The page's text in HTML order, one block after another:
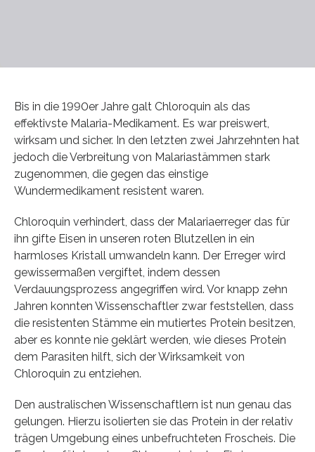
Bis in die 1990er Jahre galt Chloroquin als das
effektivste Malaria-Medikament. Es war preiswert,
wirksam und sicher. In den letzten zwei Jahrzehnten hat
jedoch die Verbreitung von Malariastämmen stark
zugenommen, die gegen das einstige
Wundermedikament resistent waren.
Chloroquin verhindert, dass der Malariaerreger das für
ihn gifte Eisen in unseren roten Blutzellen in ein
harmloses Kristall umwandeln kann. Der Erreger wird
gewissermaßen vergiftet, indem dessen
Verdauungsprozess angegriffen wird. Vor knapp zehn
Jahren konnten Wissenschaftler zwar feststellen, dass
die resistenten Stämme ein mutiertes Protein besitzen,
aber es konnte nie geklärt werden, wie dieses Protein
dem Parasiten hilft, sich der Wirksamkeit von
Chloroquin zu entziehen.
Den australischen Wissenschaftlern ist nun genau das
gelungen. Hierzu isolierten sie das Protein in der relativ
trägen Umgebung eines unbefruchteten Froscheis. Die